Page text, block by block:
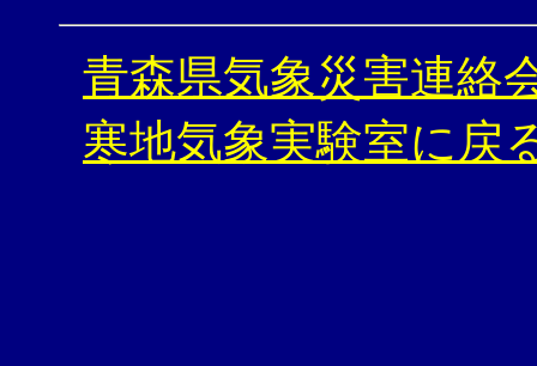
青森県気象災害連絡
寒地気象実験室に戻